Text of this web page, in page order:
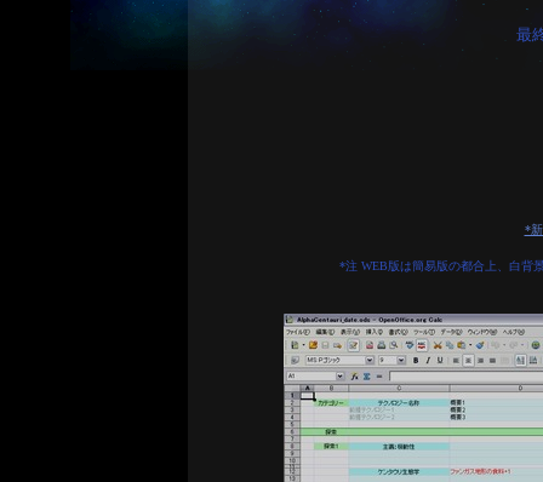
最
*
*注 WEB版は簡易版の都合上、白背